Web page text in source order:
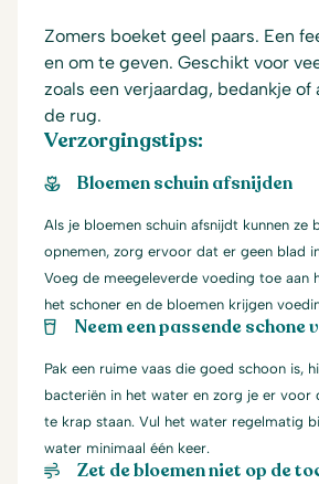
Zomers boeket geel paars. Een
en om te geven. Geschikt voor
zoals een verjaardag, bedankje of
de rug.
Verzorgingstips:
Bloemen schuin afsnijden
Als je bloemen schuin afsnijdt kunnen ze
opnemen, zorg ervoor dat er geen blad
Voeg de meegeleverde voeding toe aan
het schoner en de bloemen krijgen
Neem een passende schone
Pak een ruime vaas die goed schoon is,
bacteriën in het water en zorg je er voor
te krap staan. Vul het water regelmatig
water minimaal één keer.
Zet de bloemen niet op de